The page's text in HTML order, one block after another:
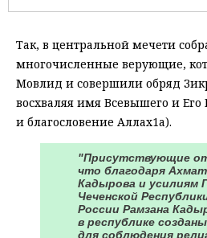
Так, в центральной мечети
многочисленные верующие,
Мовлид и совершили обряд
восхваляя имя Всевышего и
и благословение Аллах1а).
"Присутствующие
что благодаря
Кадырова и усилиям
Чеченской
России Рамзана
в республике
для соблюдения